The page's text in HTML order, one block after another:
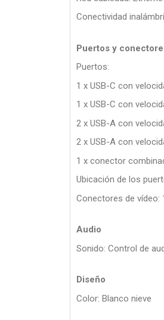
Conectividad
Puertos y
Puertos:
1 x USB-C con
1 x USB-C con
2 x USB-A con
2 x USB-A con
1 x conector
Ubicación de los
Conectores de vídeo:
Audio
Sonido: Control de
Diseño
Color: Blanco nieve